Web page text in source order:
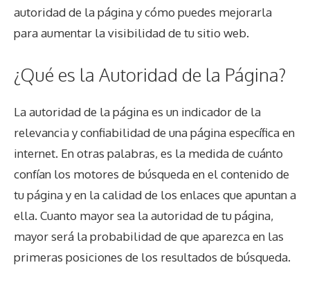
autoridad de la página y cómo puedes mejorarla
para aumentar la visibilidad de tu sitio web.
¿Qué es la Autoridad de la Página?
La autoridad de la página es un indicador de la
relevancia y confiabilidad de una página específica en
internet. En otras palabras, es la medida de cuánto
confían los motores de búsqueda en el contenido de
tu página y en la calidad de los enlaces que apuntan a
ella. Cuanto mayor sea la autoridad de tu página,
mayor será la probabilidad de que aparezca en las
primeras posiciones de los resultados de búsqueda.